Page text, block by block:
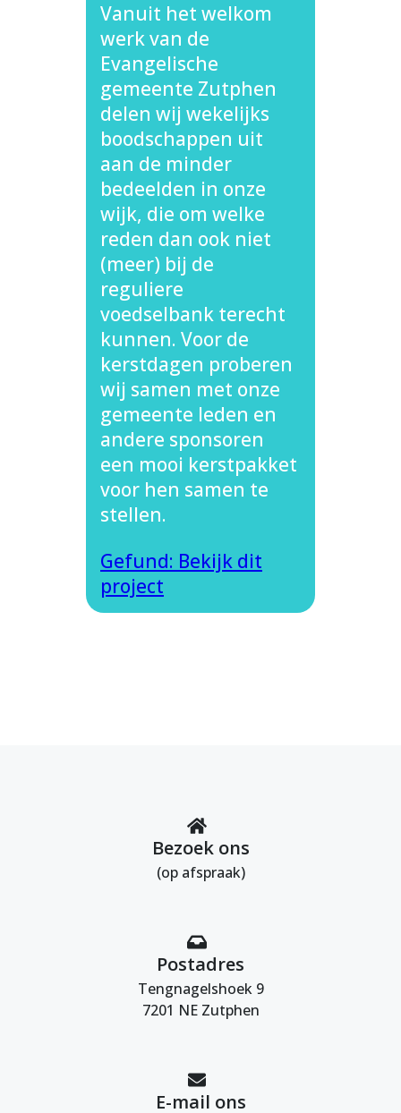
Vanuit het welkom
werk van de
Evangelische
gemeente Zutphen
delen wij wekelijks
boodschappen uit
aan de minder
bedeelden in onze
wijk, die om welke
reden dan ook niet
(meer) bij de
reguliere
voedselbank terecht
kunnen. Voor de
kerstdagen proberen
wij samen met onze
gemeente leden en
andere sponsoren
een mooi kerstpakket
voor hen samen te
stellen.
Gefund: Bekijk dit
project
Bezoek ons
(op afspraak)
Postadres
Tengnagelshoek 9
7201 NE Zutphen
E-mail ons